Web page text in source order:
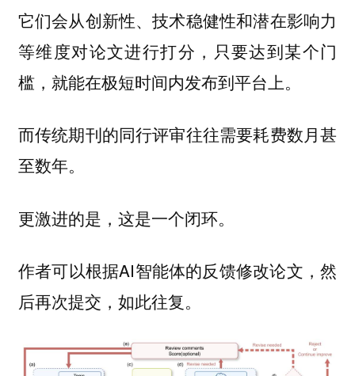
它们会从创新性、技术稳健性和潜在影响力
等维度对论文进行打分，只要达到某个门
槛，就能在极短时间内发布到平台上。
而传统期刊的同行评审往往需要耗费数月甚
至数年。
更激进的是，这是一个闭环。
作者可以根据AI智能体的反馈修改论文，然
后再次提交，如此往复。